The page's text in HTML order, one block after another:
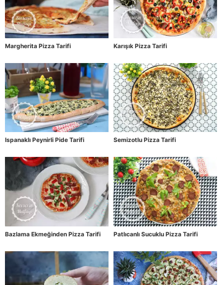
Margherita Pizza Tarifi Karışık Pizza Tarifi
Ispanaklı Peynirli Pide Tarifi Semizotlu Pizza Tarifi
Bazlama Ekmeğinden Pizza Tarifi Patlıcanlı Sucuklu Pizza Tarifi